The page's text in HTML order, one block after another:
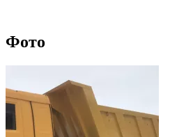
Фото